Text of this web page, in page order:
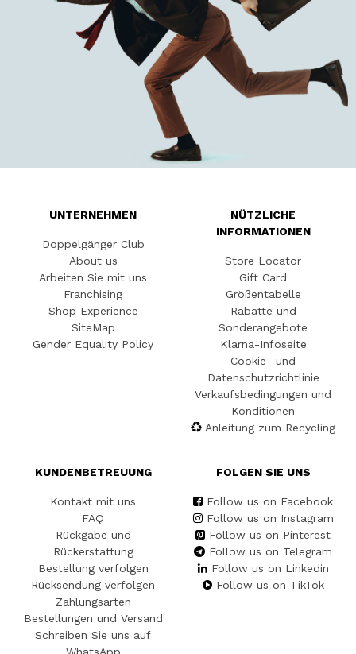
UNTERNEHMEN
Doppelgänger Club
About us
Arbeiten Sie mit uns
Franchising
Shop Experience
SiteMap
Gender Equality Policy
NÜTZLICHE
INFORMATIONEN
Store Locator
Gift Card
Größentabelle
Rabatte und
Sonderangebote
Klarna-Infoseite
Cookie- und
Datenschutzrichtlinie
Verkaufsbedingungen und
Konditionen
Anleitung zum Recycling
KUNDENBETREUUNG
Kontakt mit uns
FAQ
Rückgabe und
Rückerstattung
Bestellung verfolgen
Rücksendung verfolgen
Zahlungsarten
Bestellungen und Versand
Schreiben Sie uns auf
FOLGEN SIE UNS
Follow us on Facebook
Follow us on Instagram
Follow us on Pinterest
Follow us on Telegram
Follow us on Linkedin
Follow us on TikTok